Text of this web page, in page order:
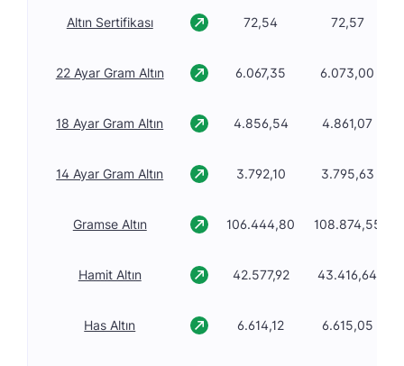
Altın Sertifikası 72,54 72,57
22 Ayar Gram Altın 6.067,35 6.073,00
18 Ayar Gram Altın 4.856,54 4.861,07
14 Ayar Gram Altın 3.792,10 3.795,63
Gramse Altın 106.444,80 108.874,55
Hamit Altın 42.577,92 43.416,64
Has Altın 6.614,12 6.615,05